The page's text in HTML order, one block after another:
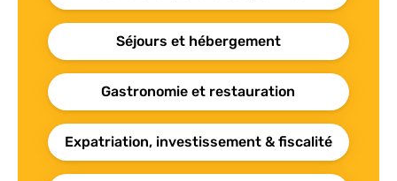
Séjours et hébergement
Gastronomie et restauration
Expatriation, investissement & fiscalité